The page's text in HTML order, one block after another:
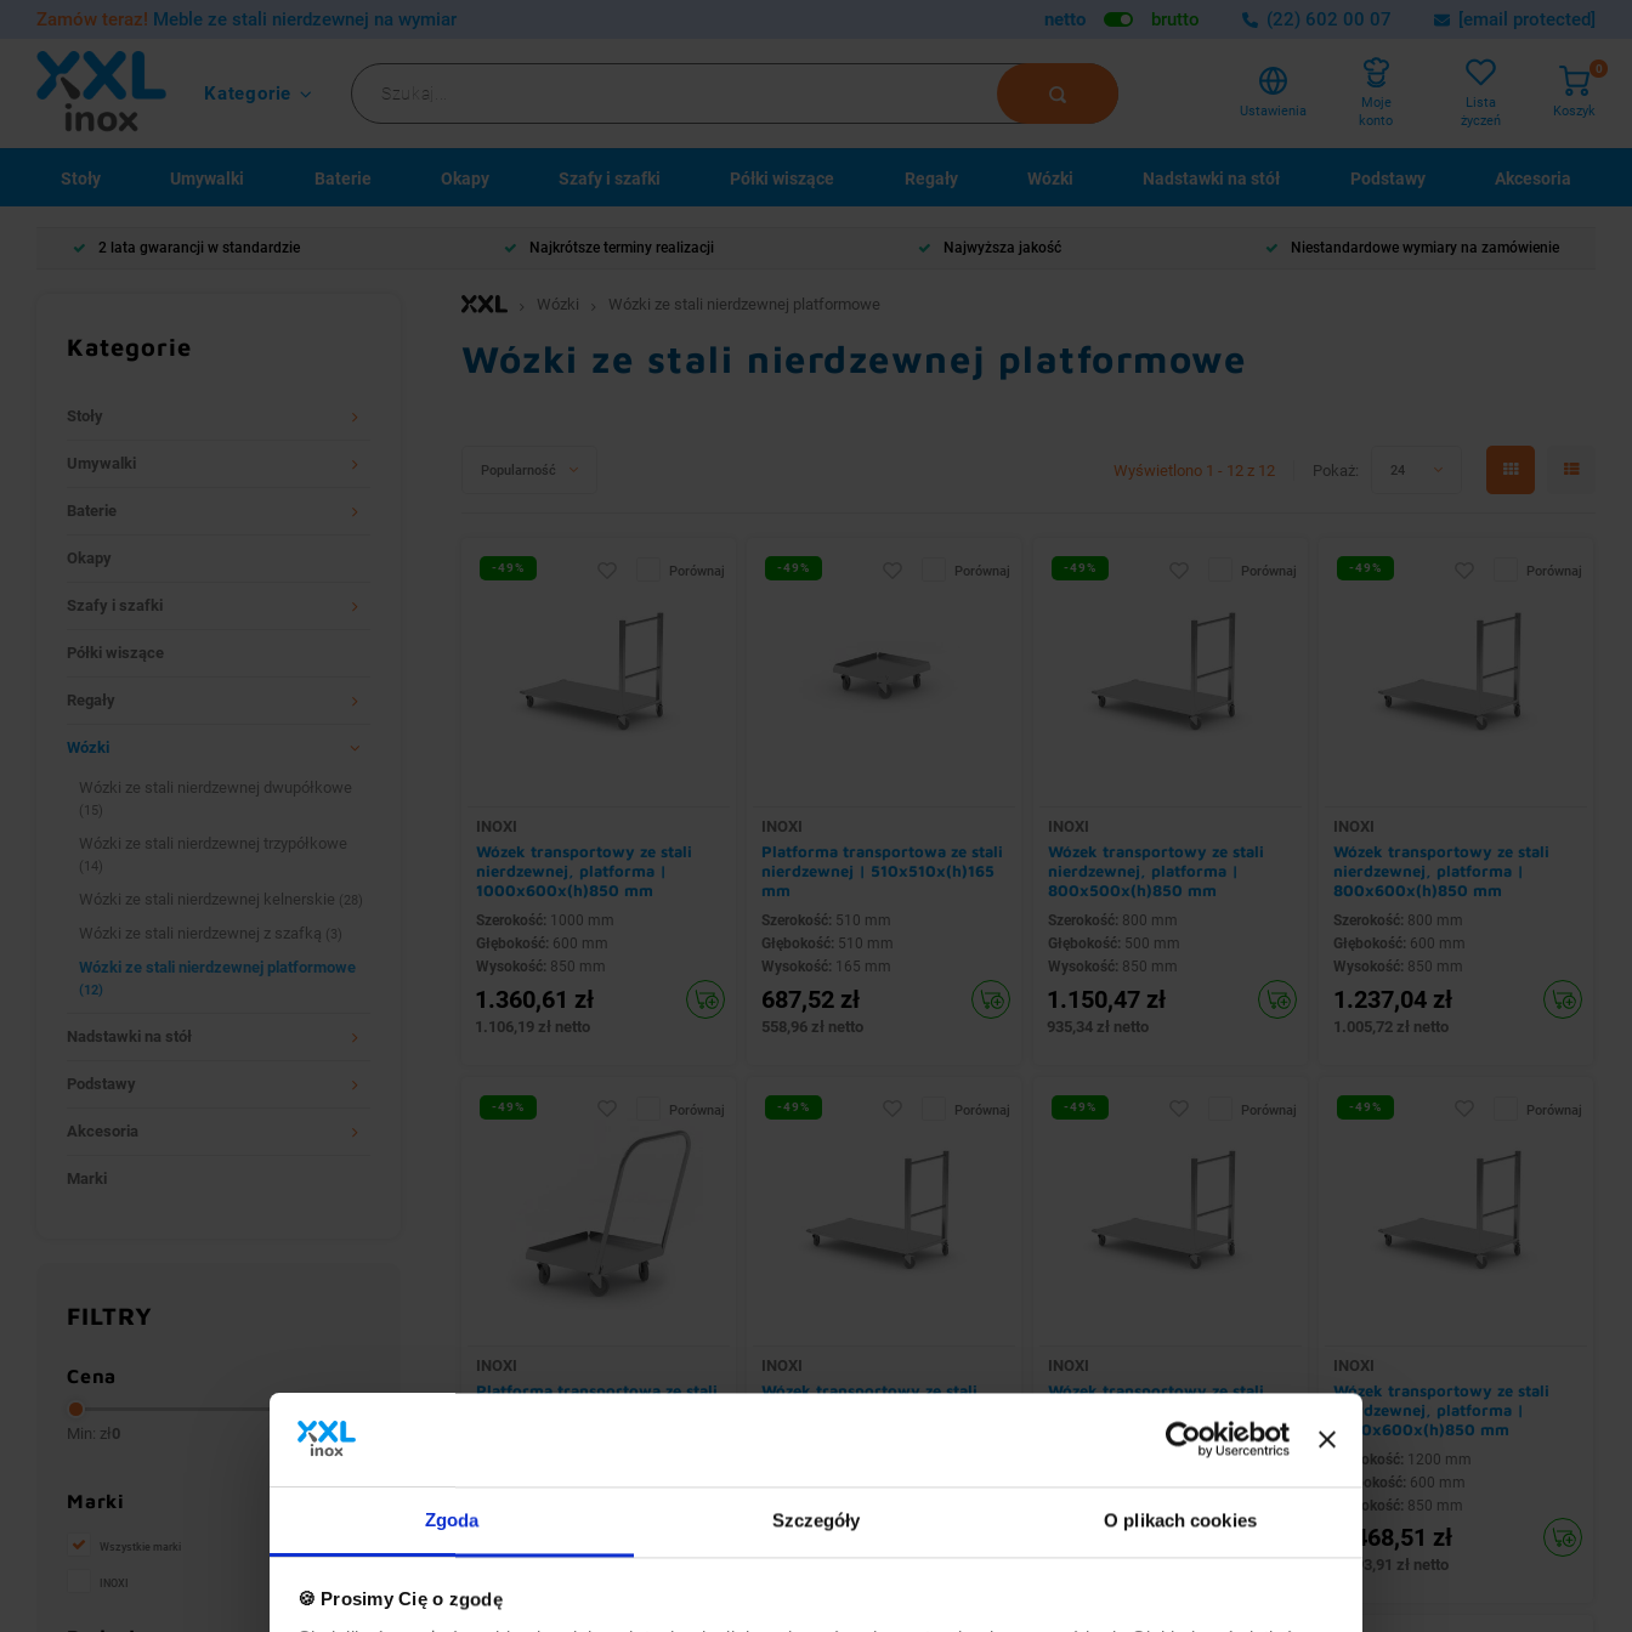
Zgoda Szczegóły O plikach cookies
🍪 Prosimy Cię o zgodę
Zamów teraz! Meble ze stali nierdzewnej na wymiar netto brutto (22) 602 00 07 [email protected]
Kategorie
Ustawienia
Moje
konto
Lista
życzeń
Koszyk
0
Stoły Umywalki Baterie Okapy Szafy i szafki Półki wiszące Regały Wózki Nadstawki na stół Podstawy Akcesoria
2 lata gwarancji w standardzie Najkrótsze terminy realizacji Najwyższa jakość Niestandardowe wymiary na zamówienie
Kategorie
Stoły
Umywalki
Baterie
Okapy
Szafy i szafki
Półki wiszące
Regały
Wózki
Wózki ze stali nierdzewnej dwupółkowe
(15)
Wózki ze stali nierdzewnej trzypółkowe
(14)
Wózki ze stali nierdzewnej kelnerskie (28)
Wózki ze stali nierdzewnej z szafką (3)
Wózki ze stali nierdzewnej platformowe
(12)
Nadstawki na stół
Podstawy
Akcesoria
Marki
FILTRY
Cena
Min: zł 0 Max: zł1500
Marki
Wszystkie marki
INOXI
Wózki Wózki ze stali nierdzewnej platformowe
Wózki ze stali nierdzewnej platformowe
Popularność Wyświetlono 1 - 12 z 12 Pokaż: 24
-49% Porównaj
INOXI
Wózek transportowy ze stali
nierdzewnej, platforma |
1000x600x(h)850 mm
Szerokość: 1000 mm
Głębokość: 600 mm
Wysokość: 850 mm
1.360,61 zł
1.106,19 zł netto
-49% Porównaj
INOXI
Platforma transportowa ze stali
nierdzewnej | 510x510x(h)165
mm
Szerokość: 510 mm
Głębokość: 510 mm
Wysokość: 165 mm
687,52 zł
558,96 zł netto
-49% Porównaj
INOXI
Wózek transportowy ze stali
nierdzewnej, platforma |
800x500x(h)850 mm
Szerokość: 800 mm
Głębokość: 500 mm
Wysokość: 850 mm
1.150,47 zł
935,34 zł netto
-49% Porównaj
INOXI
Wózek transportowy ze stali
nierdzewnej, platforma |
800x600x(h)850 mm
Szerokość: 800 mm
Głębokość: 600 mm
Wysokość: 850 mm
1.237,04 zł
1.005,72 zł netto
-49% Porównaj
INOXI
Platforma transportowa ze stali
Głębokość:510 mm
824,90 zł
-49% Porównaj
INOXI
Wózek transportowy ze stali
Głębokość:500 mm
1.360,61 zł
-49% Porównaj
INOXI
Wózek transportowy ze stali
900x600x(h)850 mm
Głębokość:600 mm
1.302,27 zł
-49% Porównaj
INOXI
Wózek transportowy ze stali
nierdzewnej, platforma |
1200x600x(h)850 mm
Szerokość: 1200 mm
Głębokość: 600 mm
Wysokość: 850 mm
1.468,51 zł
1.193,91 zł netto